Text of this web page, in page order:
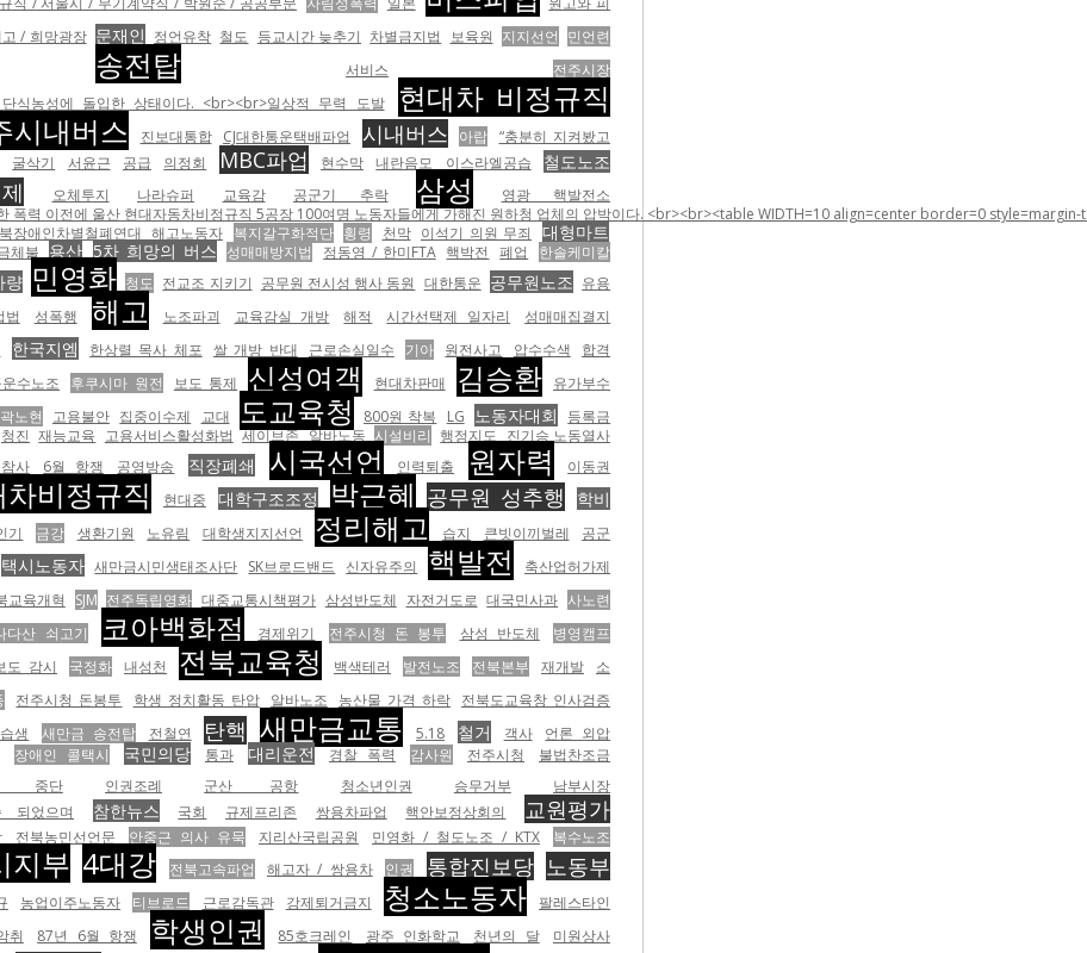
/ 희망광장 문재인 정언유착 철도 등교시간 늦추기 차별금지법 보육원 지지선언 민언련
송전탑 서비스
전주시장
식농성에 돌입한 상태이다. <br><br>일상적 무력 도발
현대차 비정규직
시내버스 진보대통합 CJ대한통운택배파업 시내버스 아랍 “충분히 지켜봤고
굴삭기 서윤근 공급 의정회 MBC파업 현수막 내란음모 이스라엘공습 철도노조
오체투지 나라슈퍼 교육감 공군기 추락 삼성
영광 핵발전소
폭력 이전에 울산 현대자동차비정규직 5공장 100여명 노동자들에게 가해진 원하청 업체의 압박이다. <br><br><table WIDTH=10 align=center border=0
장애인차별철폐연대 해고노동자 복지갈구화적단 횡령 천막 이석기 의원 무죄 대형마트
체불 용산 5차 희망의 버스 성매매방지법 정동영 / 한미FTA 핵박전 폐업
한솔케미칼
량 민영화 청도 전교조 지키기 공무원 전시성 행사 동원 대한통운 공무원노조 유용
법 성폭행 해고 노조파괴 교육감실 개방 해적 시간선택제 일자리
성매매집결지
한국지엠 한상렬 목사 체포 쌀 개방 반대 근로손실일수 기아 원전사고 압수수색
합격
수노조 후쿠시마 원전 보도 통제 신성여객 현대차판매 김승환 유가부수
곽노현 고용불안 집중이수제 교대 도교육청 800원 착복 LG 노동자대회
등록금
청진 재능교육 고용서비스활성화법 세이브존 알바노동 시설비리 행정지도 진기승 노동열사
사 6월 항쟁 공영방송 직장폐쇄 시국선언 인력퇴출 원자력
이동권
차비정규직 현대중 대학구조조정 박근혜 공무원 성추행 학비
기 금강 생환기원 노유림 대학생지지선언 정리해고 습지 큰빗이끼벌레 공군
택시노동자 새만금시민생태조사단 SK브로드밴드 신자유주의 핵발전
축산업허가제
교육개혁 SJM 전주독립영화 대중교통시책평가 삼성반도체 자전거도로 대국민사과 사노련
다산 쇠고기 코아백화점 경제위기 전주시청 돈 봉투 삼성 반도체
병영캠프
도 감시 국정화 내성천 전북교육청 백색테러 발전노조 전북본부 재개발
소
전주시청 돈봉투 학생 정치활동 탄압 알바노조 농산물 가격 하락 전북도교육창 인사검증
생 새만금 송전탑 전철연 탄핵 새만금교통 5.18 철거 객사
언론 외압
장애인 콜택시 국민의당 통과 대리운전 경찰 폭력 감사원 전주시청
불법찬조금
중단 인권조례 군산 공항 청소년인권 승무거부
남부시장
되었으며
참한뉴스 국회 규제프리존 쌍용차파업 핵안보정상회의
교원평가
전북농민선언문 안중근 의사 유묵 지리산국립공원 민영화 / 철도노조 / KTX
복수노조
지부 4대강 전북고속파업 해고자 / 쌍용차 인권 통합진보당 노동부
농업이주노동자 티브로드 근로감독관 강제퇴거금지 청소노동자 팔레스타인
취 87년 6월 항쟁 학생인권 85호크레인 광주 인화학교 천년의 달
미원상사